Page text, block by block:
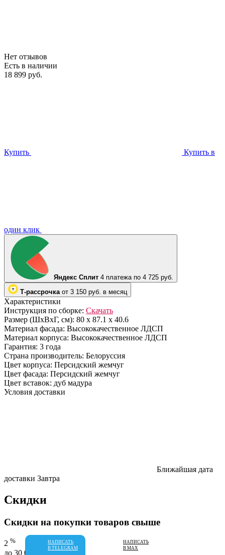
Нет отзывов
Есть в наличии
18 899 руб.
Купить Купить в
один клик
Яндекс Сплит 4 платежа по 4 725 руб.
Т-рассрочка от 3 150 руб. в месяц
Характеристики
Инструкция по сборке: Скачать
Размер (ШхВхГ, см): 80 х 87.1 х 40.6
Материал фасада: Высококачественное ЛДСП
Материал корпуса: Высококачественное ЛДСП
Гарантия: 3 года
Страна производитель: Белоруссия
Цвет корпуса: Персидский жемчуг
Цвет фасада: Персидский жемчуг
Цвет вставок: дуб мадура
Условия доставки
Ближайшая дата
доставки Завтра
Скидки
Скидки на покупки товаров свыше
2 %
до 30 000
НАПИСАТЬ
В TELEGRAM
НАПИСАТЬ
В MAX